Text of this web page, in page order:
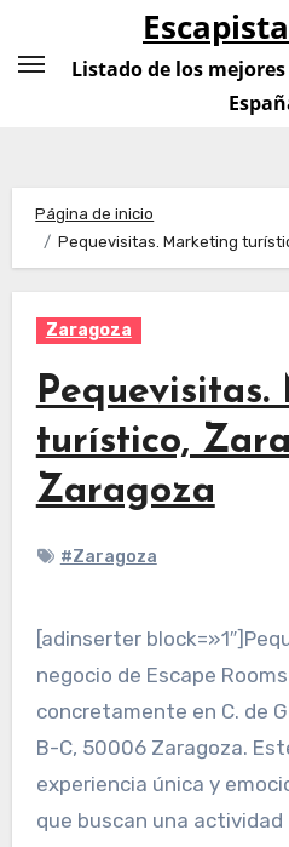
contenido
Listado de los mejores
Página de inicio
Pequevisitas. Marketing
Zaragoza
turístico,
Zaragoza
#Zaragoza
[adinserter
negocio de Escape
concretamente en C. de
B-C, 50006 Zaragoza.
experiencia única y
que buscan una